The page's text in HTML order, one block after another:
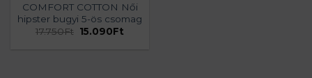
COMFORT COTTON Női
hipster bugyi 5-ös csomag
17.750Ft Original
15.090Ft